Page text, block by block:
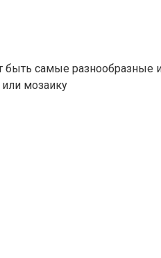
быть самые разнообразные
мозаику